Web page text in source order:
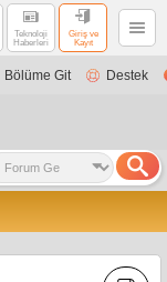
Teknoloji
Haberleri
Giriş ve
Kayıt
Bölüme Git Destek